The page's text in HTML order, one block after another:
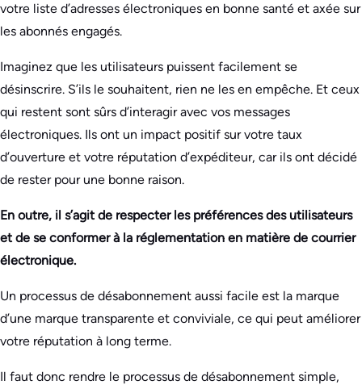
votre liste d’adresses électroniques en bonne santé et axée sur
les abonnés engagés.
Imaginez que les utilisateurs puissent facilement se
désinscrire. S’ils le souhaitent, rien ne les en empêche. Et ceux
qui restent sont sûrs d’interagir avec vos messages
électroniques. Ils ont un impact positif sur votre taux
d’ouverture et votre réputation d’expéditeur, car ils ont décidé
de rester pour une bonne raison.
En outre, il s’agit de respecter les préférences des utilisateurs
et de se conformer à la réglementation en matière de courrier
électronique.
Un processus de désabonnement aussi facile est la marque
d’une marque transparente et conviviale, ce qui peut améliorer
votre réputation à long terme.
Il faut donc rendre le processus de désabonnement simple,